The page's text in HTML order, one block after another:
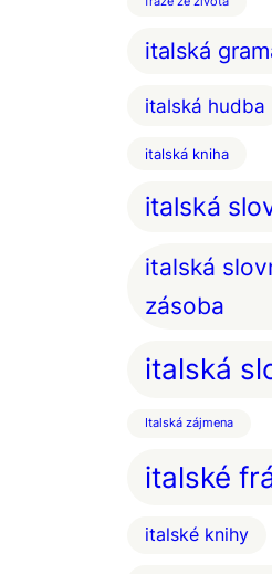
italská
italská hudba
italská kniha
italská
italská
zásoba
italská
Italská zájmena
italské
italské knihy